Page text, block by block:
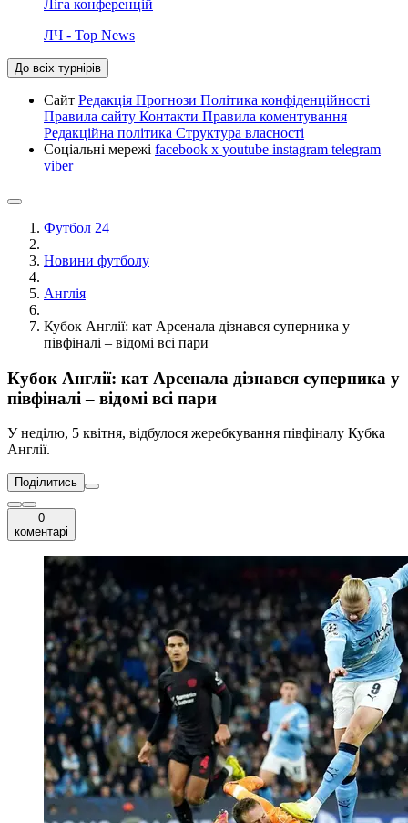
Ліга конференцій
ЛЧ - Top News
До всіх турнірів
Сайт Редакція Прогнози Політика конфіденційності
Правила сайту Контакти Правила коментування
Редакційна політика Структура власності
Соціальні мережі facebook x youtube instagram telegram
viber
Футбол 24
Новини футболу
Англія
Кубок Англії: кат Арсенала дізнався суперника у
півфіналі – відомі всі пари
Кубок Англії: кат Арсенала дізнався суперника у
півфіналі – відомі всі пари
У неділю, 5 квітня, відбулося жеребкування півфіналу Кубка
Англії.
Поділитись
0
коментарі